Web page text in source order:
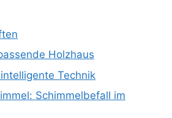
Holzhaus
Technik
Schimmelbefall im